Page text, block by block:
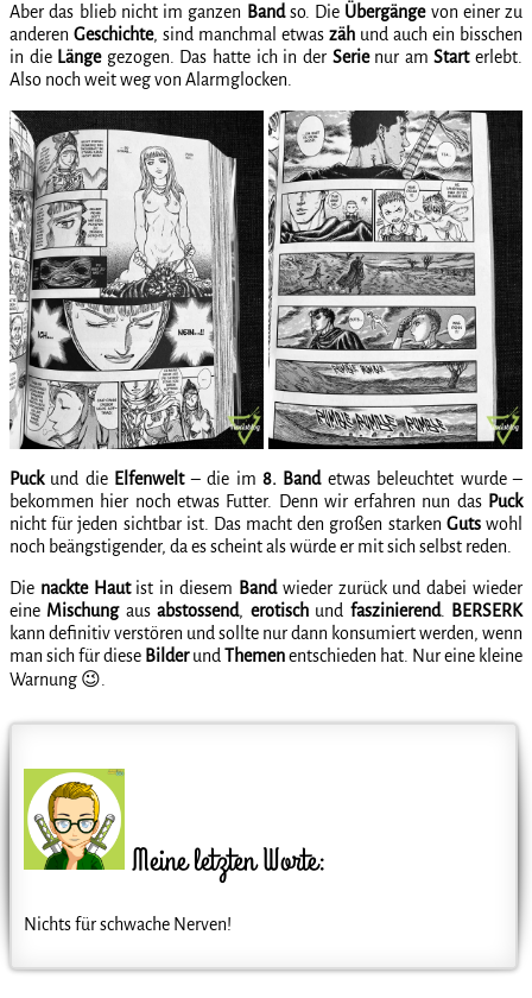
Aber das blieb nicht im ganzen Bandso. Die Übergängevon einer zu
anderen Geschichte, sind manchmal etwas zäh und auch ein bisschen
in die Längegezogen. Das hatte ich in der Serienur amStarterlebt.
Also noch weit weg von Alarmglocken.
Puckund die Elfenwelt– die im 8. Bandetwas beleuchtet wurde –
bekommen hier noch etwas Futter. Denn wir erfahren nun das Puck
nicht für jeden sichtbar ist. Das macht den großen starken Gutswohl
noch beängstigender, da es scheint als würde er mit sich selbst reden.
Die nackte Hautist in diesem Bandwieder zurück und dabei wieder
eine Mischungausabstossend, erotischund faszinierend.
BERSERK
kann definitiv verstören und sollte nur dann konsumiert werden, wenn
man sich für diese Bilderund Themenentschieden hat. Nur eine kleine
Warnung 😉.
Meine letzten Worte:
Nichts für schwache Nerven!